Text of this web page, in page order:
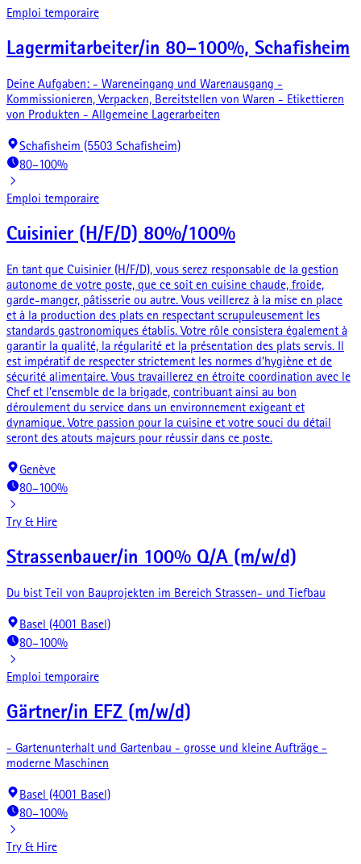
Emploi temporaire
Lagermitarbeiter/in 80–100%, Schafisheim
Deine Aufgaben: - Wareneingang und Warenausgang -
Kommissionieren, Verpacken, Bereitstellen von Waren - Etikettieren
von Produkten - Allgemeine Lagerarbeiten
Schafisheim (5503 Schafisheim)
80–100%
Emploi temporaire
Cuisinier (H/F/D) 80%/100%
En tant que Cuisinier (H/F/D), vous serez responsable de la gestion
autonome de votre poste, que ce soit en cuisine chaude, froide,
garde-manger, pâtisserie ou autre. Vous veillerez à la mise en place
et à la production des plats en respectant scrupuleusement les
standards gastronomiques établis. Votre rôle consistera également à
garantir la qualité, la régularité et la présentation des plats servis. Il
est impératif de respecter strictement les normes d’hygiène et de
sécurité alimentaire. Vous travaillerez en étroite coordination avec le
Chef et l'ensemble de la brigade, contribuant ainsi au bon
déroulement du service dans un environnement exigeant et
dynamique. Votre passion pour la cuisine et votre souci du détail
seront des atouts majeurs pour réussir dans ce poste.
Genève
80–100%
Try & Hire
Strassenbauer/in 100% Q/A (m/w/d)
Du bist Teil von Bauprojekten im Bereich Strassen- und Tiefbau
Basel (4001 Basel)
80–100%
Emploi temporaire
Gärtner/in EFZ (m/w/d)
- Gartenunterhalt und Gartenbau - grosse und kleine Aufträge -
moderne Maschinen
Basel (4001 Basel)
80–100%
Try & Hire